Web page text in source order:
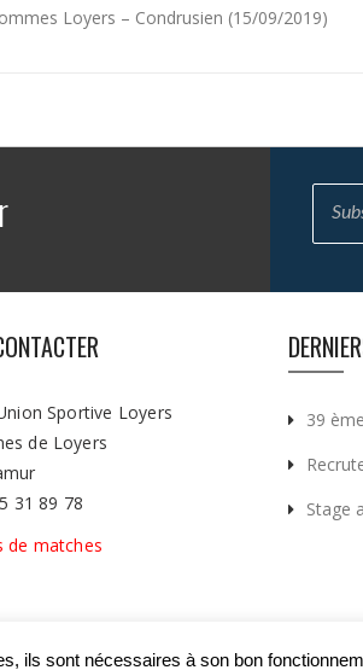
Loyers – Condrusien (15/09/2019)
Sportive Loyers
de Loyers
31 89 78
de matches
39
Stage
ils sont nécessaires à son bon